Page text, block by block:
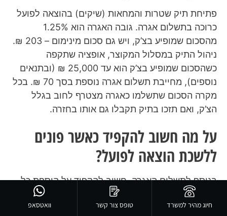
פתיחת תיק שטרות והמחאות (שיקים) בהוצאה לפועל
כרוכה בתשלום אגרה. גובה האגרה הוא 1.25%
מהסכום שמופיע בצ’ק, ויש גם סכום מינימום – 203 ₪.
ניהול התיק במסלול המקוצר, אופציה שתקפה
כשהסכום שמופיע בצ’ק הוא עד 25,000 ₪ (ובתנאים
נוספים), מחייבת תשלום אגרה נוספת בסך 70 ₪. בכל
מקרה הסכום שתשלמו כאגרה מצטרף לחוב בגלל
הצ’ק, ואם תזכו בתיק תקבלו גם אותו בחזרה.
על מה חשוב להקפיד כאשר פונים
ללשכת הוצאה לפועל?
בנוסף לתשלום האגרה, חשוב להקפיד על הוספת כל
המסמכים הנחוצים לצד טופס הבקשה לביצוע שטרות
והמחאות (שמוכר גם כטופס 205).
חיוג מהיר למשרד טופס צור קשר וואטסאפ